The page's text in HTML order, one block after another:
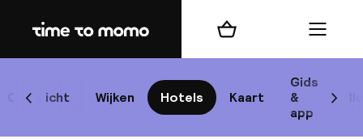
Home
Overzicht Wijken Hotels Kaart
Gids
&
app
Scroll naar links
Winkelmand Menu